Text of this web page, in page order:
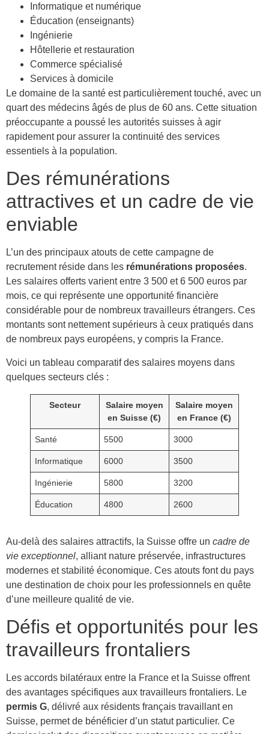
Informatique et numérique
Éducation (enseignants)
Ingénierie
Hôtellerie et restauration
Commerce spécialisé
Services à domicile
Le domaine de la santé est particulièrement touché, avec un
quart des médecins âgés de plus de 60 ans. Cette situation
préoccupante a poussé les autorités suisses à agir
rapidement pour assurer la continuité des services
essentiels à la population.
Des rémunérations
attractives et un cadre de vie
enviable
L’un des principaux atouts de cette campagne de
recrutement réside dans les rémunérations proposées.
Les salaires offerts varient entre 3 500 et 6 500 euros par
mois, ce qui représente une opportunité financière
considérable pour de nombreux travailleurs étrangers. Ces
montants sont nettement supérieurs à ceux pratiqués dans
de nombreux pays européens, y compris la France.
Voici un tableau comparatif des salaires moyens dans
quelques secteurs clés :
Secteur
Salaire moyen
en Suisse (€)
Salaire moyen
en France (€)
Santé 5500 3000
Informatique 6000 3500
Ingénierie 5800 3200
Éducation 4800 2600
Au-delà des salaires attractifs, la Suisse offre un cadre de
vie exceptionnel, alliant nature préservée, infrastructures
modernes et stabilité économique. Ces atouts font du pays
une destination de choix pour les professionnels en quête
d’une meilleure qualité de vie.
Défis et opportunités pour les
travailleurs frontaliers
Les accords bilatéraux entre la France et la Suisse offrent
des avantages spécifiques aux travailleurs frontaliers. Le
permis G, délivré aux résidents français travaillant en
Suisse, permet de bénéficier d’un statut particulier. Ce